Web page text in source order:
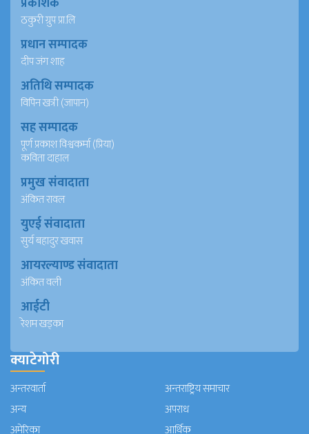
ठकुरी ग्रुप प्रा.लि
प्रधान सम्पादक
दीप जंग शाह
अतिथि सम्पादक
विपिन खत्री (जापान)
सह सम्पादक
पूर्ण प्रकाश विश्वकर्मा (प्रिया)
कविता दाहाल
प्रमुख संवादाता
अंकित रावल
युएई संवादाता
सुर्य बहादुर खवास
आयरल्याण्ड संवादाता
अंकित वली
आईटी
रेशम खड्का
क्याटेगोरी
अन्तरवार्ता
अन्तराष्ट्रिय समाचार
अन्य
अपराध
अमेरिका
आर्थिक